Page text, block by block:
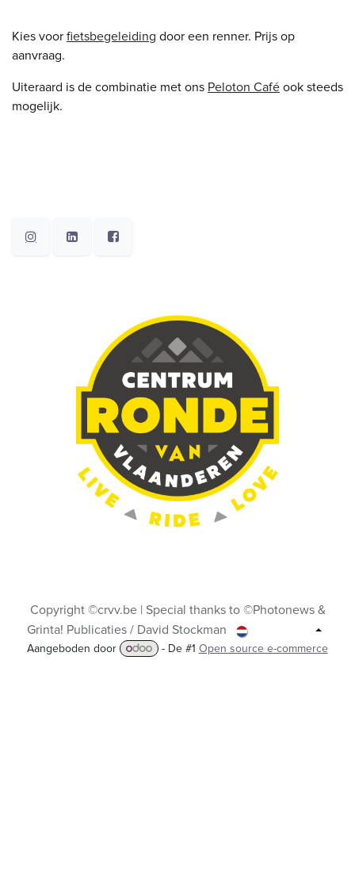
Kies voor fietsbegeleiding door een renner. Prijs op
aanvraag.
Uiteraard is de combinatie met ons Peloton Café ook steeds
mogelijk.
Copyright ©crvv.be | Special thanks to ©Photonews &
Grinta! Publicaties / David Stockman
Aangeboden door
- De #1 Open source e-commerce